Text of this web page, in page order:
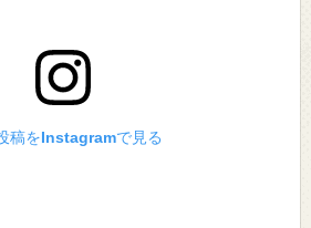
稿をInstagramで見る